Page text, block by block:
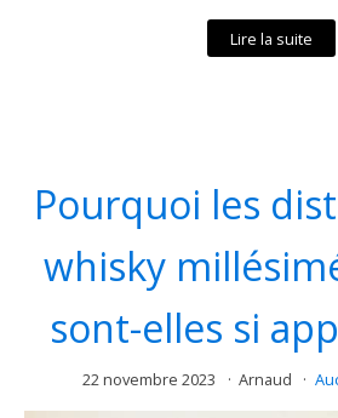
Lire la suite
Pourquoi les
whisky
sont-elles si
22 novembre 2023 Arnaud